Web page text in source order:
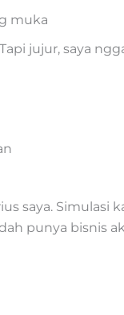
muka
jujur, saya
saya.
punya bisnis